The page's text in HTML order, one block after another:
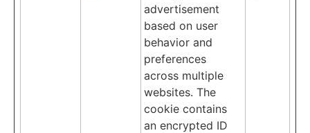
advertisement
based on user
behavior and
preferences
across multiple
websites. The
cookie contains
an encrypted ID